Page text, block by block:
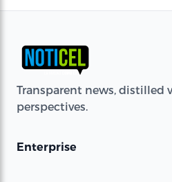
Transparent news, distilled
perspectives.
Enterprise